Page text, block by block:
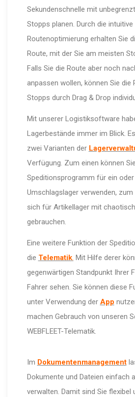
Sekundenschnelle mit
Stopps planen. Durch die intuitive
Routenoptimierung erhalten Sie
Route, mit der Sie am meisten
Falls Sie die Route aber noch
anpassen wollen, können Sie die
Stopps durch Drag & Drop
Mit unserer Logistiksoftware
Lagerbestände immer im Blick.
zwei Varianten der
Verfügung. Zum einen können
Speditionsprogramm für ein
Umschlagslager verwenden,
sich für Artikellager mit
gebrauchen.
Eine weitere Funktion der
die Telematik. Mit Hilfe derer
gegenwärtigen Standpunkt Ihrer
Fahrer sehen. Sie können diese
unter Verwendung der App
machen Gebrauch von unseren
WEBFLEET-Telematik.
Im Dokumentenmanagement
Dokumente und Dateien einfach
verwalten. Damit sind Sie flexibel